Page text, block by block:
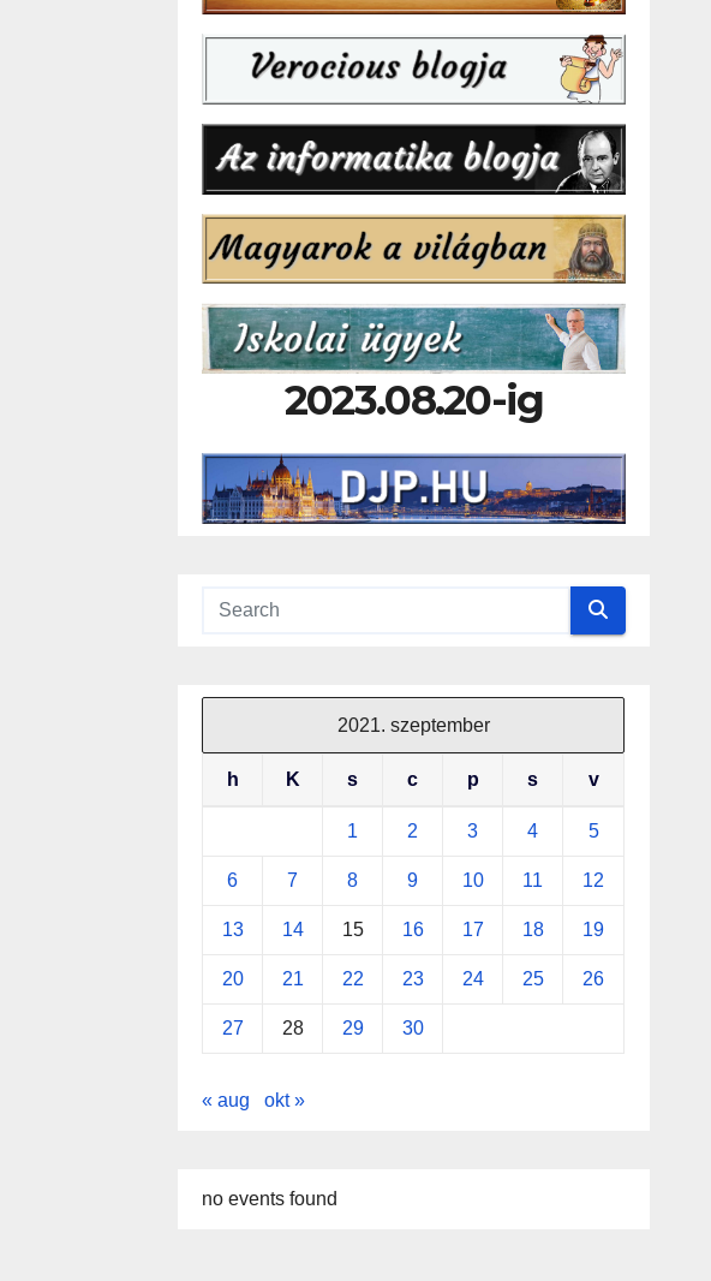
2023.08.20-ig
2021. szeptember
h K s c p s v
1 2 3 4 5
6 7 8 9 10 11 12
13 14 15 16 17 18 19
20 21 22 23 24 25 26
27 28 29 30
« aug okt »
no events found